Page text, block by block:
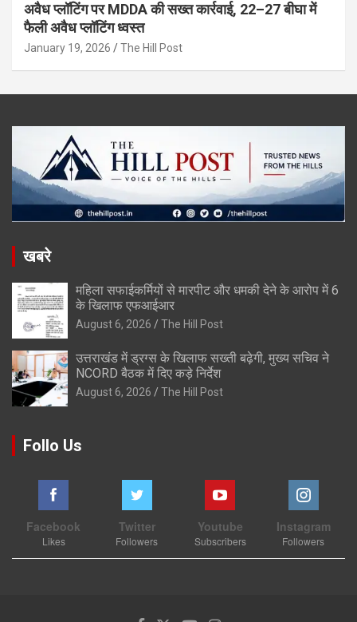
अवैध प्लॉटिंग पर MDDA की सख्त कार्रवाई, 22–27 बीघा में
फैली अवैध प्लॉटिंग ध्वस्त
January 19, 2026 The Hill Post
खबरे
महिला सफाईकर्मियों से मारपीट और धमकी देने के आरोप में 6
के खिलाफ एफआईआर
August 6, 2026 The Hill Post
उत्तराखंड में ड्रग्स के खिलाफ सख्ती बढ़ेगी, मुख्य सचिव ने
NCORD बैठक में दिए कड़े निर्देश
August 6, 2026 The Hill Post
Follo Us
Facebook
Likes
Twitter
Followers
Youtube
Subscribers
Instagram
Followers